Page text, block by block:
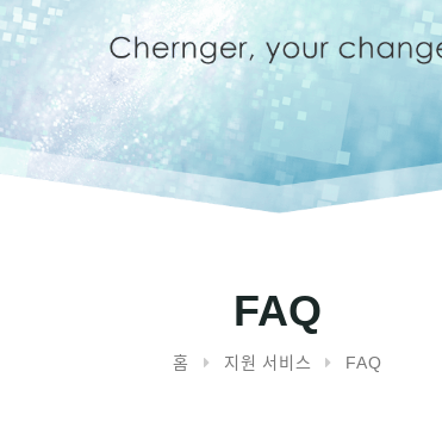
FAQ
홈 지원 서비스 FAQ